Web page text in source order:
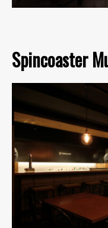
Spincoaster